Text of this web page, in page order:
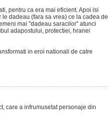
pentru ca era mai eficient. Apoi isi
dadeau (fara sa vrea) ce la cadea de
mai "dadeau saracilor" atunci
adapostului, protectiei, hranei
in eroi nationali de catre
care a infrumusetat personaje din